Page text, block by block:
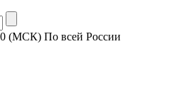
(МСК) По всей России